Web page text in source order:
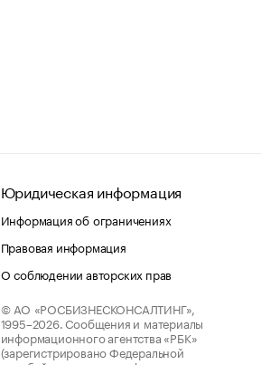
Юридическая информация
Информация об ограничениях
Правовая информация
О соблюдении авторских прав
© АО «РОСБИЗНЕСКОНСАЛТИНГ»,
1995–2026. Сообщения и материалы
информационного агентства «РБК»
(зарегистрировано Федеральной